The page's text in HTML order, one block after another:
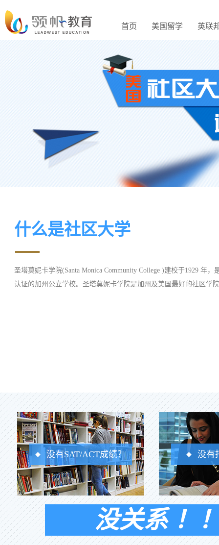
首页 美国留学 英联
什么是社区大学
圣塔莫妮卡学院(Santa Monica Community College )建校于1929 年，
认证的加州公立学校。圣塔莫妮卡学院是加州及美国最好的社区学
没有SAT/ACT成绩？ 没有
没关系 ！